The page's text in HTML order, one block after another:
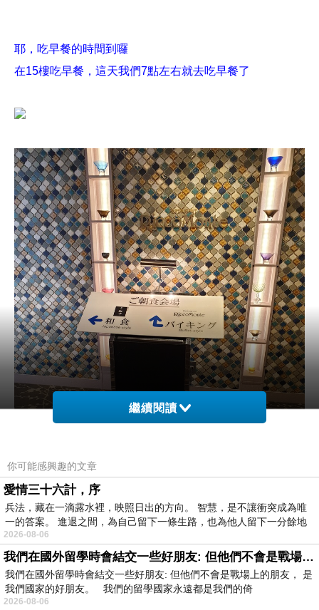
耶，吃早餐的時間到囉
在15樓吃早餐，這天我們7點左右就去吃早餐了
這一區，雖然不到很大，但動線設計得還不錯
繼續閱讀
你可能感興趣的文章
愛情三十六計，序
兵法，藏在一滴露水裡，映照日出的方向。 智慧，是不讓衝突成為唯
一的答案。 進退之間，為自己留下一條生路，也為他人留下一分餘地
2026-08-06
我們在國外留學時會結交一些好朋友: 但他們不會是戰場上的朋友
我們在國外留學時會結交一些好朋友: 但他們不會是戰場上的朋友， 是
我們國家的好朋友。 我們的留學國家永遠都是我們的倚
2026-08-06